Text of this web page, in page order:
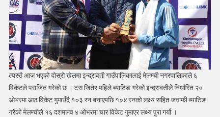
त्यस्तै आज भएको दोस्रो खेलमा इन्द्रावती गाउँपालिकालाई मेलम्ची नगरपालिकाले ६
विकेटले पराजित गरेको छ । टस जितेर पहिले ब्याटिङ गरेको इन्द्रावतीले निर्धारित २०
ओभरमा आठ विकेट गुमाउँदै १०३ रन बनाएपछि १०४ रनको लक्ष्य सहित जवाफी ब्याटिङ
गरेको मेलम्चीले १६ दशमलव ४ ओभरमा चार विकेट गुमाएर लक्ष्य पुरा गर्यो ।